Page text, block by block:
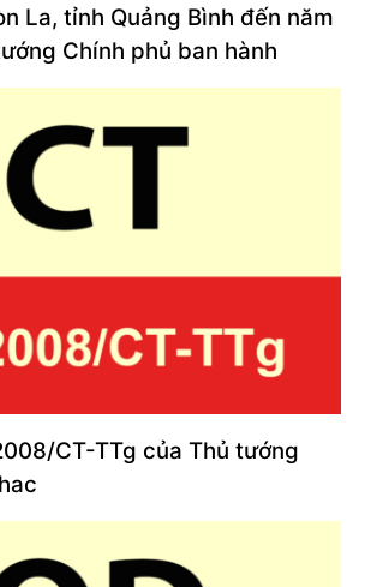
La, tỉnh Quảng Bình đến năm
Chính phủ ban hành
CT-TTg của Thủ tướng